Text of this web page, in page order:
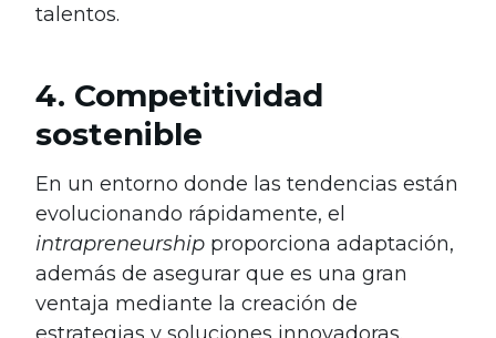
talentos.
4. Competitividad
sostenible
En un entorno donde las tendencias están
evolucionando rápidamente, el
intrapreneurship proporciona adaptación,
además de asegurar que es una gran
ventaja mediante la creación de